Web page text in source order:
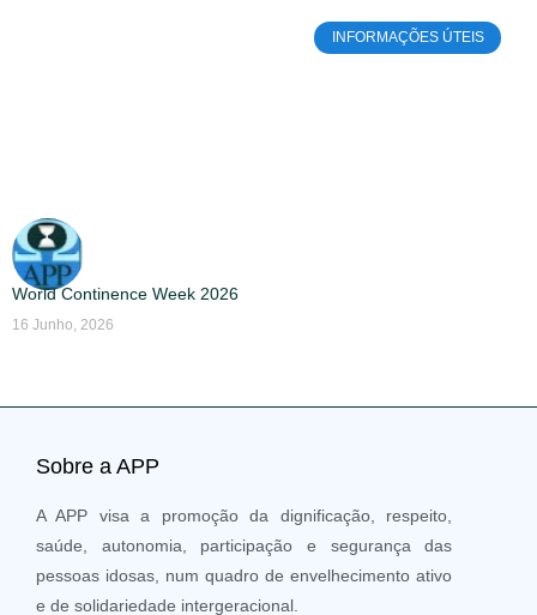
INFORMAÇÕES ÚTEIS
World Continence Week 2026
16 Junho, 2026
Sobre a APP
A APP visa a promoção da dignificação, respeito,
saúde, autonomia, participação e segurança das
pessoas idosas, num quadro de envelhecimento ativo
e de solidariedade intergeracional.